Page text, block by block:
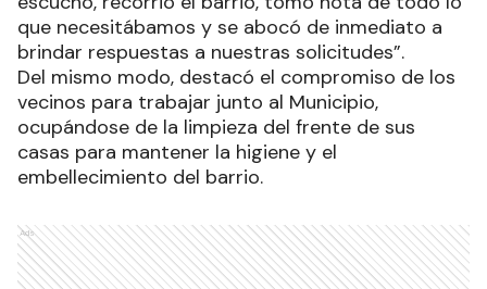
que necesitábamos y se abocó de inmediato a
brindar respuestas a nuestras solicitudes”.
Del mismo modo, destacó el compromiso de los
vecinos para trabajar junto al Municipio,
ocupándose de la limpieza del frente de sus
casas para mantener la higiene y el
embellecimiento del barrio.
Ads